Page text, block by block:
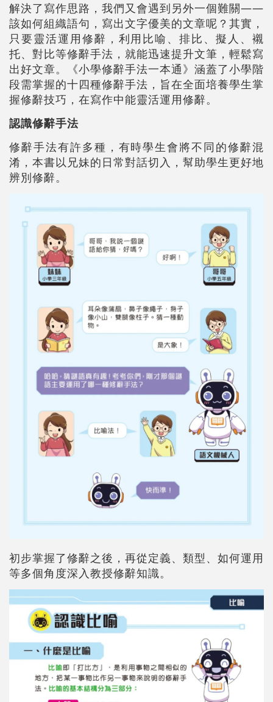
解決了寫作思路，我們又會遇到另外一個難關——
該如何組織語句，寫出文字優美的文章呢？其實，
只要靈活運用修辭，利用比喻、排比、擬人、襯
托、對比等修辭手法，就能迅速提升文筆，輕鬆寫
出好文章。《小學修辭手法一本通》涵蓋了小學階
段需掌握的十四種修辭手法，旨在全面培養學生掌
握修辭技巧，在寫作中能靈活運用修辭。
認識修辭手法
修辭手法有許多種，有時學生會將不同的修辭混
淆，本書以兄妹的日常對話切入，幫助學生更好地
辨別修辭。
初步掌握了修辭之後，再從定義、類型、如何運用
等多個角度深入教授修辭知識。